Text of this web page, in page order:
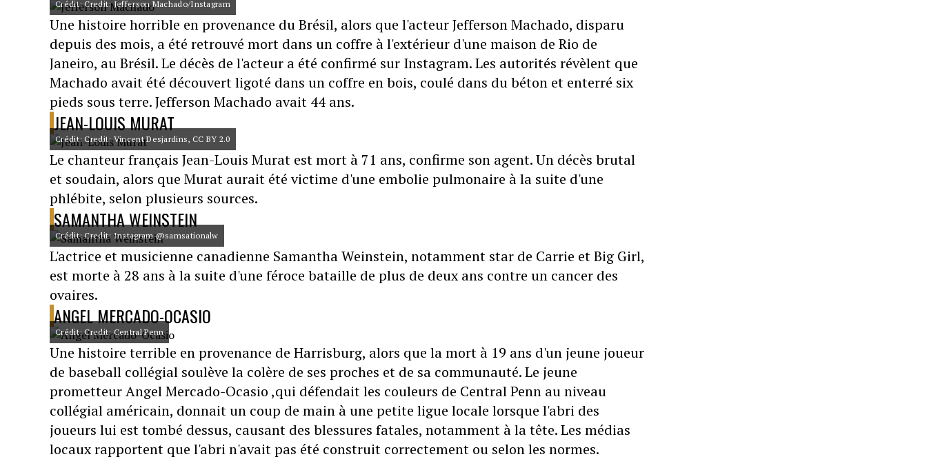
Crédit: Credit: Jefferson Machado/Instagram
Une histoire horrible en provenance du Brésil, alors que l'acteur Jefferson Machado, disparu
depuis des mois, a été retrouvé mort dans un coffre à l'extérieur d'une maison de Rio de
Janeiro, au Brésil. Le décès de l'acteur a été confirmé sur Instagram. Les autorités révèlent que
Machado avait été découvert ligoté dans un coffre en bois, coulé dans du béton et enterré six
pieds sous terre. Jefferson Machado avait 44 ans.
JEAN-LOUIS MURAT
Crédit: Credit: Vincent Desjardins, CC BY 2.0
Le chanteur français Jean-Louis Murat est mort à 71 ans, confirme son agent. Un décès brutal
et soudain, alors que Murat aurait été victime d'une embolie pulmonaire à la suite d'une
phlébite, selon plusieurs sources.
SAMANTHA WEINSTEIN
Crédit: Credit: Instagram @samsationalw
L'actrice et musicienne canadienne Samantha Weinstein, notamment star de Carrie et Big Girl,
est morte à 28 ans à la suite d'une féroce bataille de plus de deux ans contre un cancer des
ovaires.
ANGEL MERCADO-OCASIO
Crédit: Credit: Central Penn
Une histoire terrible en provenance de Harrisburg, alors que la mort à 19 ans d'un jeune joueur
de baseball collégial soulève la colère de ses proches et de sa communauté. Le jeune
prometteur Angel Mercado-Ocasio ,qui défendait les couleurs de Central Penn au niveau
collégial américain, donnait un coup de main à une petite ligue locale lorsque l'abri des
joueurs lui est tombé dessus, causant des blessures fatales, notamment à la tête. Les médias
locaux rapportent que l'abri n'avait pas été construit correctement ou selon les normes.